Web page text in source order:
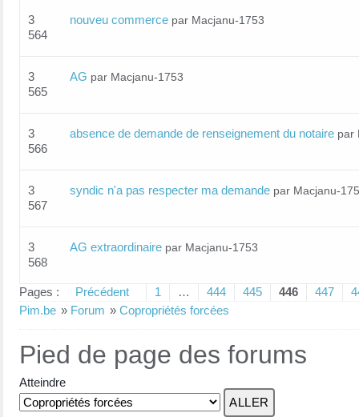
3
564
nouveu commerce par Macjanu-1753
3
565
AG par Macjanu-1753
3
566
absence de demande de renseignement du notaire par
3
567
syndic n'a pas respecter ma demande par Macjanu-
3
568
AG extraordinaire par Macjanu-1753
Pages : Précédent 1 … 444 445 446 447
Pim.be » Forum » Copropriétés forcées
Pied de page des forums
Atteindre